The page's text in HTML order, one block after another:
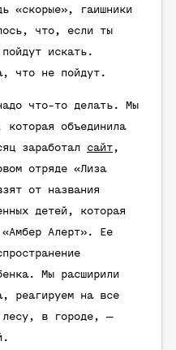
«скорые», гаишники
что, если ты
искать.
что не пойдут.
что-то делать. Мы
которая объединила
заработал сайт ,
отряде «Лиза
от названия
детей, которая
Алерт». Ее
Мы расширили
реагируем на все
лесу, в городе, —